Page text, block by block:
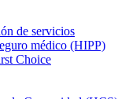
de servicios
médico (HIPP)
Choice